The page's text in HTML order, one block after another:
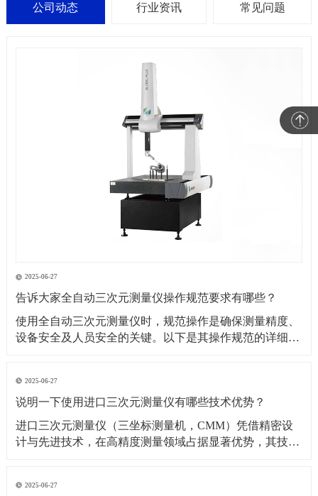
公司动态 行业资讯 常见问题
2025-06-27
告诉大家全自动三次元测量仪操作规范要求有哪些？
​使用全自动三次元测量仪时，规范操作是确保测量精度、
设备安全及人员安全的关键。以下是其操作规范的详细要
度控制在 40%~60% RH，避免温度剧烈波动或潮湿导致设
备变形、传感器失灵。防尘与防
2025-06-27
说明一下使用进口三次元测量仪有哪些技术优势？
​进口三次元测量仪（三坐标测量机，CMM）凭借精密设
计与先进技术，在高精度测量领域占据显著优势，其技术
辨率与重复性：进口设备（如德国蔡司、美国 API、日本
2025-06-27